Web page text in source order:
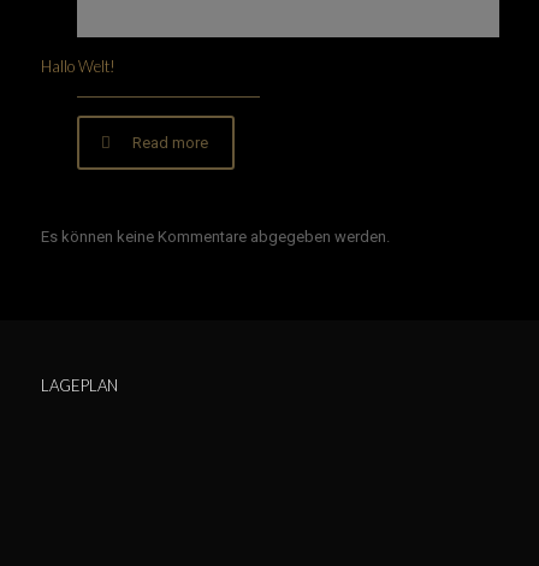
Hallo Welt!
Read more
Es können keine Kommentare abgegeben werden.
LAGEPLAN